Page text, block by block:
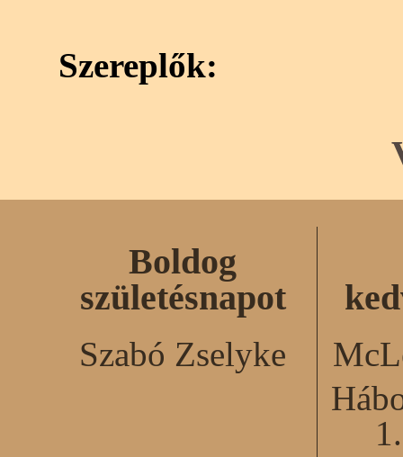
Szereplők:
Boldog
születésnapot
Szabó Zselyke